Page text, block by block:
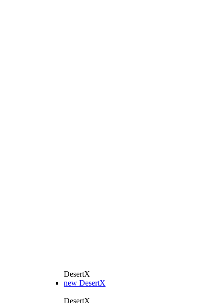
DesertX
new DesertX
DesertX